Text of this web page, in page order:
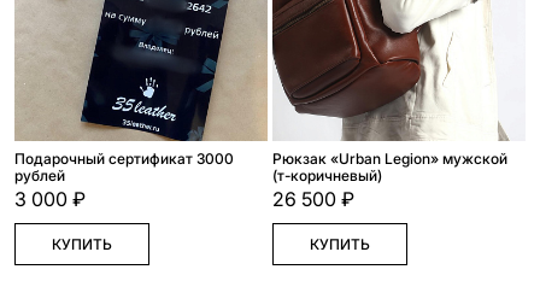
Подарочный сертификат 3000
рублей
3 000 ₽
КУПИТЬ
Рюкзак «Urban Legion» мужской
(т-коричневый)
26 500 ₽
КУПИТЬ